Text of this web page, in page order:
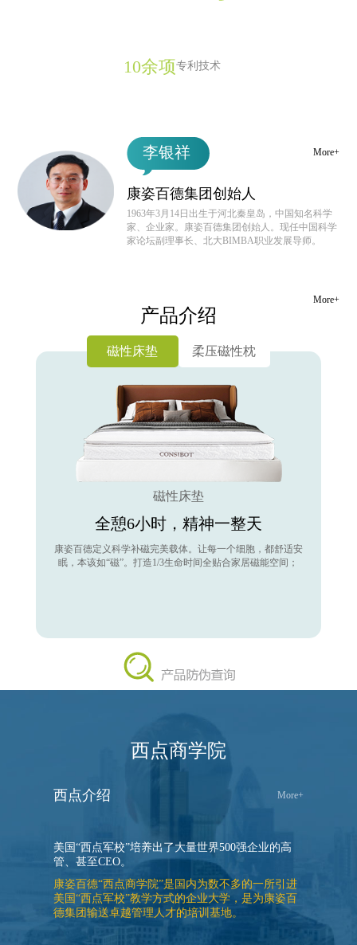
10余项 专利技术
李银祥 More+
康姿百德集团创始人
1963年3月14日出生于河北秦皇岛，中国知名科学
家、企业家。康姿百德集团创始人。现任中国科学
家论坛副理事长、北大BIMBA职业发展导师。
产品介绍
More+
磁性床垫 柔压磁性枕
磁性床垫
全憩6小时，精神一整天
康姿百德定义科学补磁完美载体。让每一个细胞，都舒适安
眠，本该如“磁”。打造1/3生命时间全贴合家居磁能空间；
西点商学院
西点介绍 More+
美国“西点军校”培养出了大量世界500强企业的高
管、甚至CEO。
康姿百德“西点商学院”是国内为数不多的一所引进
美国“西点军校”教学方式的企业大学，是为康姿百
德集团输送卓越管理人才的培训基地。